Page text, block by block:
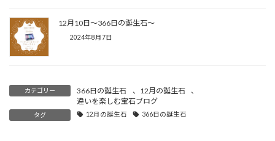
12月10日〜366日の誕生石〜
2024年8月7日
カテゴリー 366日の誕生石 、 12月の誕生石
、
違いを楽しむ宝石ブログ
タグ 12月の誕生石 366日の誕生石